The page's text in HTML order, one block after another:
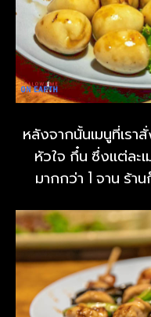
หลังจากนั้นเมนูที่เร
หัวใจ กึ๋น ซึ่งแต่ละ
มากกว่า 1 จาน ร้า